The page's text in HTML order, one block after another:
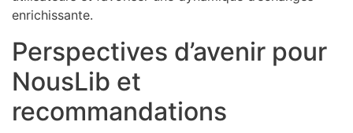
enrichissante.
Perspectives d’avenir pour
NousLib et
recommandations